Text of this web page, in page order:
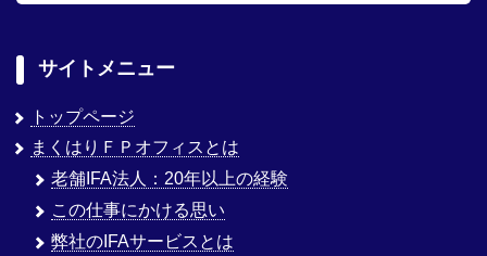
サイトメニュー
トップページ
まくはりＦＰオフィスとは
老舗IFA法人：20年以上の経験
この仕事にかける思い
弊社のIFAサービスとは